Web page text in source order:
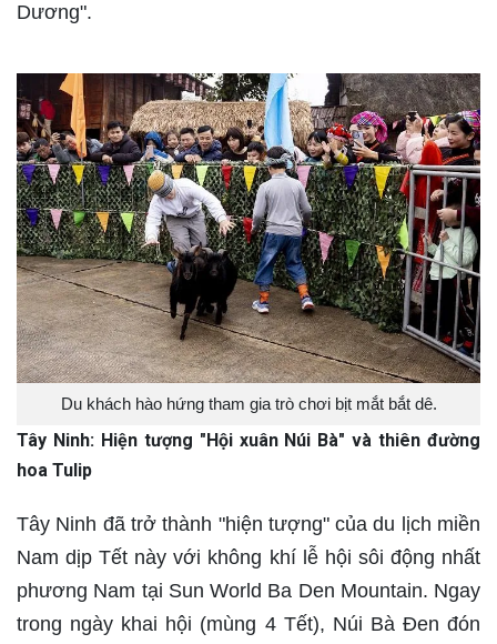
Dương".
Du khách hào hứng tham gia trò chơi bịt mắt bắt dê.
Tây Ninh: Hiện tượng "Hội xuân Núi Bà" và thiên đường
hoa Tulip
Tây Ninh đã trở thành "hiện tượng" của du lịch miền
Nam dịp Tết này với không khí lễ hội sôi động nhất
phương Nam tại Sun World Ba Den Mountain. Ngay
trong ngày khai hội (mùng 4 Tết), Núi Bà Đen đón